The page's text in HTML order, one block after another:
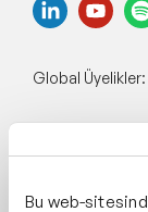
Bu web-
Global Üyelikler: